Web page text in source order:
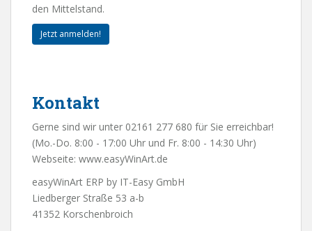
den Mittelstand.
Jetzt anmelden!
Kontakt
Gerne sind wir unter 02161 277 680 für Sie erreichbar!
(Mo.-Do. 8:00 - 17:00 Uhr und Fr. 8:00 - 14:30 Uhr)
Webseite: www.easyWinArt.de
easyWinArt ERP by IT-Easy GmbH
Liedberger Straße 53 a-b
41352 Korschenbroich